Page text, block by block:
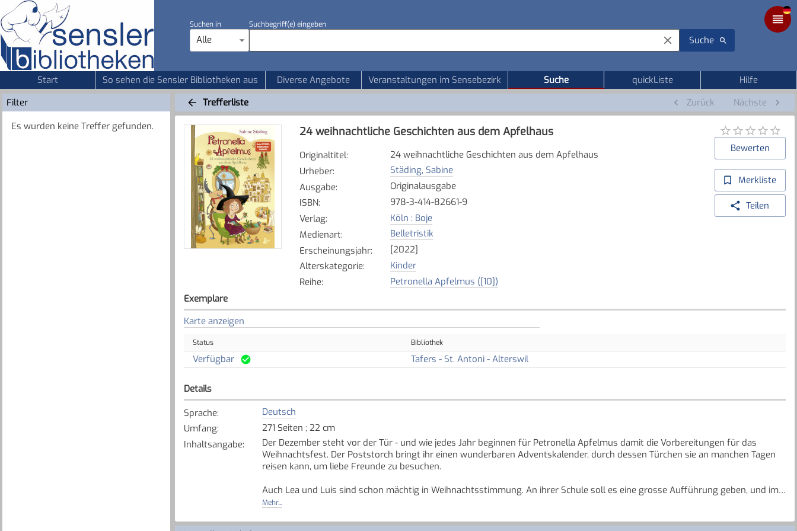
Suchen in
Alle
Suchbegriff(e) eingeben
Suche
Start So sehen die Sensler Bibliotheken aus Diverse Angebote Veranstaltungen im Sensebezirk Suche quickListe
Hilfe
Filter
Es wurden keine Treffer gefunden.
Trefferliste Zurück Nächste
24 weihnachtliche Geschichten aus dem Apfelhaus
Originaltitel:
24 weihnachtliche Geschichten aus dem Apfelhaus
Urheber:
Städing, Sabine
Ausgabe:
Originalausgabe
ISBN:
978-3-414-82661-9
Verlag:
Köln : Boje
Medienart:
Belletristik
Erscheinungsjahr:
[2022]
Alterskategorie:
Kinder
Reihe: Petronella Apfelmus ([10])
Bewerten
Merkliste
Teilen
Exemplare
Karte anzeigen
Status Bibliothek
Verfügbar Tafers - St. Antoni - Alterswil
Details
Sprache:
Deutsch
Umfang:
271 Seiten ; 22 cm
Inhaltsangabe:
Der Dezember steht vor der Tür - und wie jedes Jahr beginnen für Petronella Apfelmus damit die Vorbereitungen für das
Weihnachtsfest. Der Poststorch bringt ihr einen wunderbaren Adventskalender, durch dessen Türchen sie an manchen Tagen
reisen kann, um liebe Freunde zu besuchen.
Auch Lea und Luis sind schon mächtig in Weihnachtsstimmung. An ihrer Schule soll es eine grosse Aufführung geben, und im
Apfelgarten ist diesmal ein besonders grosses Weihnachtsfest geplant.
Auf dem Weg zum 24. Dezember gibt es für Petronella und ihre Freunde noch viel vorzubereiten und so manches Abenteuer zu
Mehr...